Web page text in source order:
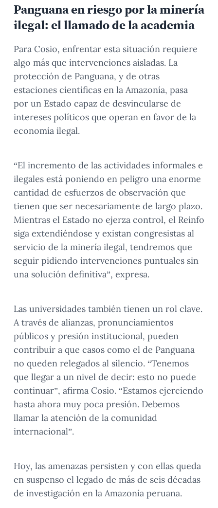
Panguana en riesgo por la minería
ilegal: el llamado de la academia
Para Cosio, enfrentar esta situación requiere
algo más que intervenciones aisladas. La
protección de Panguana, y de otras
estaciones científicas en la Amazonía, pasa
por un Estado capaz de desvincularse de
intereses políticos que operan en favor de la
economía ilegal.
“El incremento de las actividades informales e
ilegales está poniendo en peligro una enorme
cantidad de esfuerzos de observación que
tienen que ser necesariamente de largo plazo.
Mientras el Estado no ejerza control, el Reinfo
siga extendiéndose y existan congresistas al
servicio de la minería ilegal, tendremos que
seguir pidiendo intervenciones puntuales sin
una solución definitiva”, expresa.
Las universidades también tienen un rol clave.
A través de alianzas, pronunciamientos
públicos y presión institucional, pueden
contribuir a que casos como el de Panguana
no queden relegados al silencio. “Tenemos
que llegar a un nivel de decir: esto no puede
continuar”, afirma Cosio. “Estamos ejerciendo
hasta ahora muy poca presión. Debemos
llamar la atención de la comunidad
internacional”.
Hoy, las amenazas persisten y con ellas queda
en suspenso el legado de más de seis décadas
de investigación en la Amazonía peruana.